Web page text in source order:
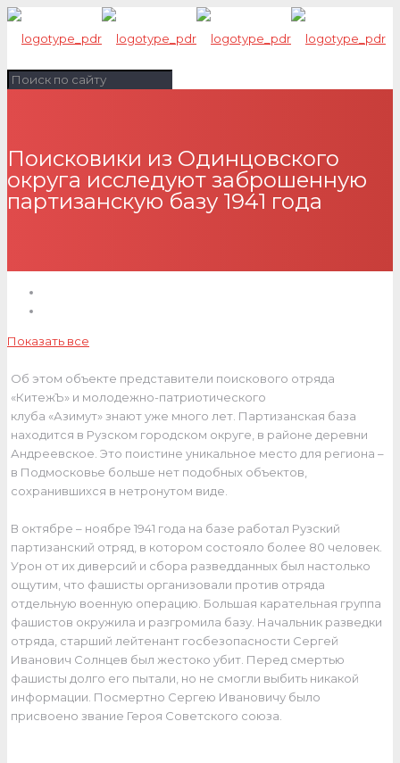
Поисковики из Одинцовского
округа исследуют заброшенную
партизанскую базу 1941 года
Показать все
Об этом объекте представители поискового отряда
«КитежЪ» и молодежно-патриотического
клуба «Азимут» знают уже много лет. Партизанская база
находится в Рузском городском округе, в районе деревни
Андреевское. Это поистине уникальное место для региона –
в Подмосковье больше нет подобных объектов,
сохранившихся в нетронутом виде.
В октябре – ноябре 1941 года на базе работал Рузский
партизанский отряд, в котором состояло более 80 человек.
Урон от их диверсий и сбора разведданных был настолько
ощутим, что фашисты организовали против отряда
отдельную военную операцию. Большая карательная группа
фашистов окружила и разгромила базу. Начальник разведки
отряда, старший лейтенант госбезопасности Сергей
Иванович Солнцев был жестоко убит. Перед смертью
фашисты долго его пытали, но не смогли выбить никакой
информации. Посмертно Сергею Ивановичу было
присвоено звание Героя Советского союза.